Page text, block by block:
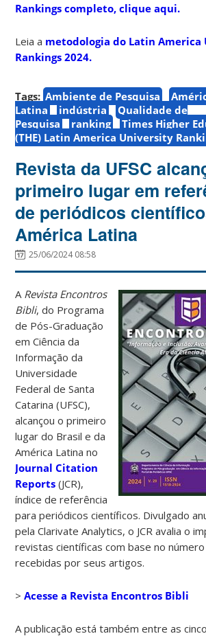
Rankings completo, clique aqui.
Leia a metodologia do Latin
Rankings 2024.
Tags: Ambiente de Pesquisa
Latina
indústria
Qualidade de
Pesquisa
ranking
Times Higher
(THE) Latin America University
Revista da UFSC
primeiro lugar em
de periódicos
América Latina
25/06/2024 08:58
A Revista Encontros
Bibli, do Programa
de Pós-Graduação
em Ciência da
Informação da
Universidade
Federal de Santa
Catarina (UFSC),
alcançou o primeiro
lugar do Brasil e da
América Latina no
Journal Citation
Reports (JCR),
índice de referência
para periódicos científicos. Divulgado
pela Clarivate Analytics, o JCR avalia o
revistas científicas com base no
recebidas por seus artigos.
>Acesse a Revista Encontros Bibli
A publicação está também entre as